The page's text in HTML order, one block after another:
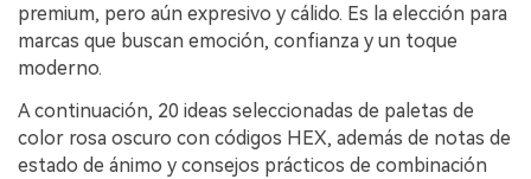
premium, pero aún expresivo y cálido. Es la elección para
marcas que buscan emoción, confianza y un toque
moderno.
A continuación, 20 ideas seleccionadas de paletas de
color rosa oscuro con códigos HEX, además de notas de
estado de ánimo y consejos prácticos de combinación